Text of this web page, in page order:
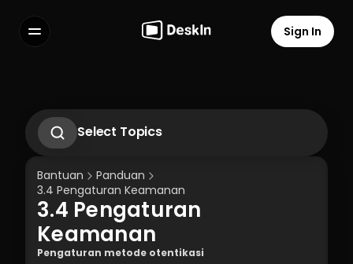
Terms of Service
Privacy Policy
Sign In
Select Topics
1.3 Menjalankan Aplikasi DeskIn
1.4 Daftar dan Masuk ke Aplikasi DeskIn
1.5 Pengaturan Izin Akses
Bantuan
Panduan
3.4 Pengaturan Keamanan
3.4 Pengaturan
Keamanan
Pengaturan metode otentikasi